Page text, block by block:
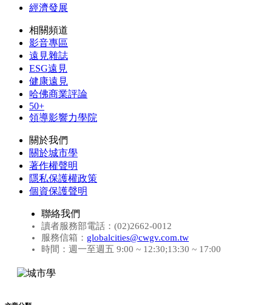
經濟發展
相關頻道
影音專區
遠見雜誌
ESG遠見
健康遠見
哈佛商業評論
50+
領導影響力學院
關於我們
關於城市學
著作權聲明
隱私保護權政策
個資保護聲明
聯絡我們
讀者服務部電話：(02)2662-0012
服務信箱： globalcities@cwgv.com.tw
時間：週一至週五 9:00 ~ 12:30;13:30 ~ 17:00